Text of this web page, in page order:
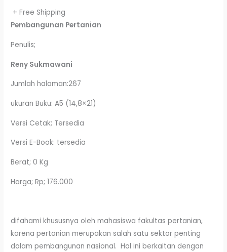
+ Free Shipping
Pembangunan Pertanian
Penulis;
Reny Sukmawani
Jumlah halaman:267
ukuran Buku: A5 (14,8×21)
Versi Cetak; Tersedia
Versi E-Book: tersedia
Berat; 0 Kg
Harga; Rp; 176.000
difahami khususnya oleh mahasiswa fakultas pertanian,
karena pertanian merupakan salah satu sektor penting
dalam pembangunan nasional. Hal ini berkaitan dengan